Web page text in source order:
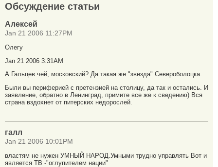
Обсуждение статьи
Алексей
Jan 21 2006 11:27PM
Олегу
Jan 21 2006 3:31AM
А Гальцев чей, московский? Да такая же "звезда" Североболоцка.
Были вы периферией с претензией на столицу, да так и остались. И
заявление, обратно в Ленинград, примите все же к сведению) Вся
страна вздохнет от питерских недорослей.
галл
Jan 21 2006 10:01PM
властям не нужен УМНЫЙ НАРОД.Умными трудно управлять Вот и
является ТВ -"оглупителем нации"